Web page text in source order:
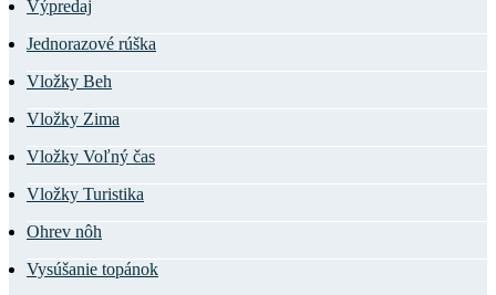
Výpredaj
Jednorazové rúška
Vložky Beh
Vložky Zima
Vložky Voľný čas
Vložky Turistika
Ohrev nôh
Vysúšanie topánok